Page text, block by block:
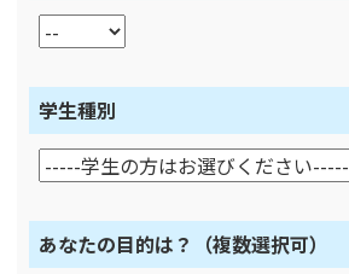
学生種別
あなたの目的は？
（複数選択可）